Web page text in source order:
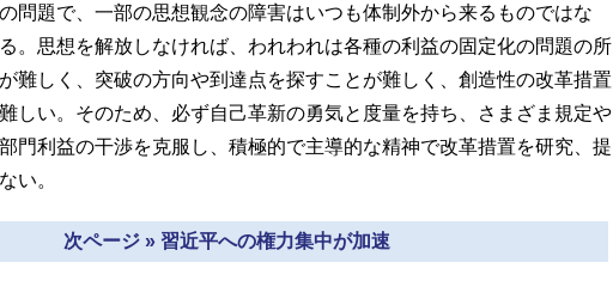
問題で、一部の思想観念の障害はいつも体制外から来るものではな
。思想を解放しなければ、われわれは各種の利益の固定化の問題の所
難しく、突破の方向や到達点を探すことが難しく、創造性の改革措置
しい。そのため、必ず自己革新の勇気と度量を持ち、さまざま規定や
門利益の干渉を克服し、積極的で主導的な精神で改革措置を研究、提
い。
次ページ » 習近平への権力集中が加速